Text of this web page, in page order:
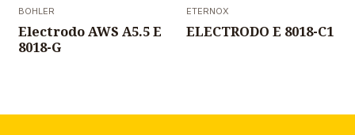
BOHLER
Electrodo AWS A5.5 E
8018-G
ETERNOX
ELECTRODO E 8018-C1